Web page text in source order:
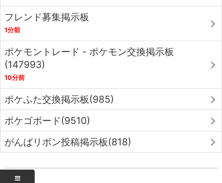
フレンド募集掲示板
1分前
ポケモントレード - ポケモン交換掲示板
(147993)
10分前
ポケふた交換掲示板(985)
ポケゴボード(9510)
がんばリボン投稿掲示板(818)